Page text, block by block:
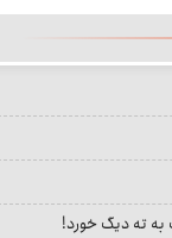
به ته دیگ خورد!